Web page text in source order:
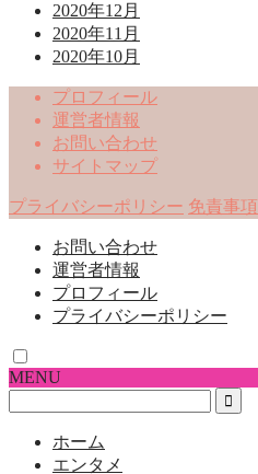
2020年12月
2020年11月
2020年10月
プロフィール
運営者情報
お問い合わせ
サイトマップ
プライバシーポリシー 免責事項
お問い合わせ
運営者情報
プロフィール
プライバシーポリシー
MENU
ホーム
エンタメ